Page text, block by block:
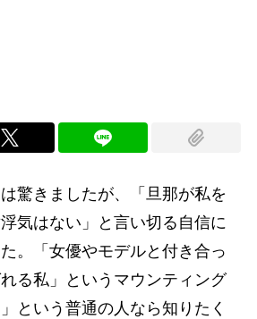
驚きましたが、「旦那が私を
気はない」と言い切る自信に
。「女優やモデルと付き合っ
る私」というマウンティング
という普通の人なら知りたく